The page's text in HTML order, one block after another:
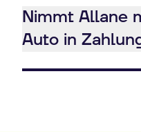
Nimmt Allane
Auto in